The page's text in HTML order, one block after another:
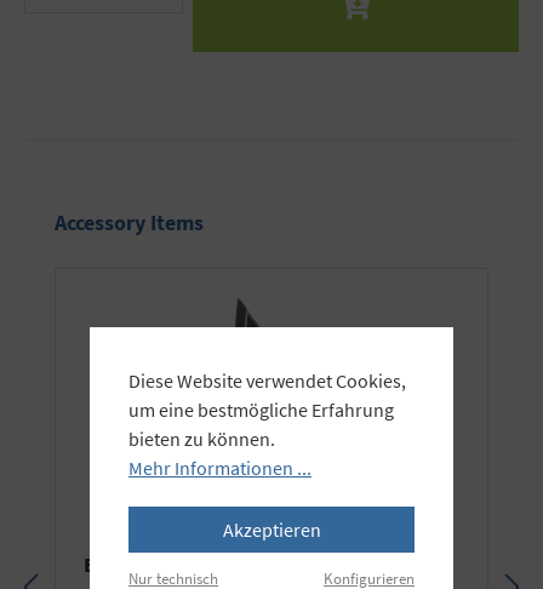
Produktgalerie überspringen
Accessory Items
Elinchrom Quadra Octa Softbox 56cm
Diese Website verwendet Cookies,
um eine bestmögliche Erfahrung
bieten zu können.
Mehr Informationen ...
Akzeptieren
Nur technisch
Konfigurieren